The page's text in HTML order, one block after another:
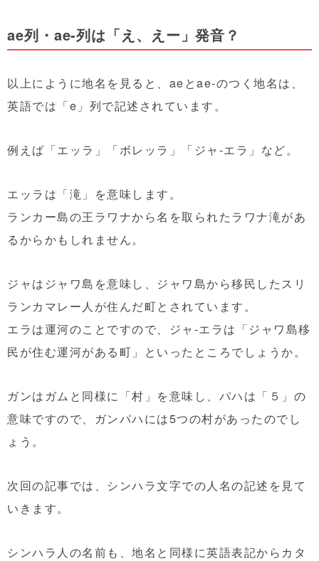
ae列・ae-列は「え、えー」発音？
以上にように地名を見ると、aeとae-のつく地名は、
英語では「e」列で記述されています。
例えば「エッラ」「ボレッラ」「ジャ-エラ」など。
エッラは「滝」を意味します。
ランカー島の王ラワナから名を取られたラワナ滝があ
るからかもしれません。
ジャはジャワ島を意味し、ジャワ島から移民したスリ
ランカマレー人が住んだ町とされています。
エラは運河のことですので、ジャ-エラは「ジャワ島移
民が住む運河がある町」といったところでしょうか。
ガンはガムと同様に「村」を意味し、パハは「５」の
意味ですので、ガンパハには5つの村があったのでし
ょう。
次回の記事では、シンハラ文字での人名の記述を見て
いきます。
シンハラ人の名前も、地名と同様に英語表記からカタ